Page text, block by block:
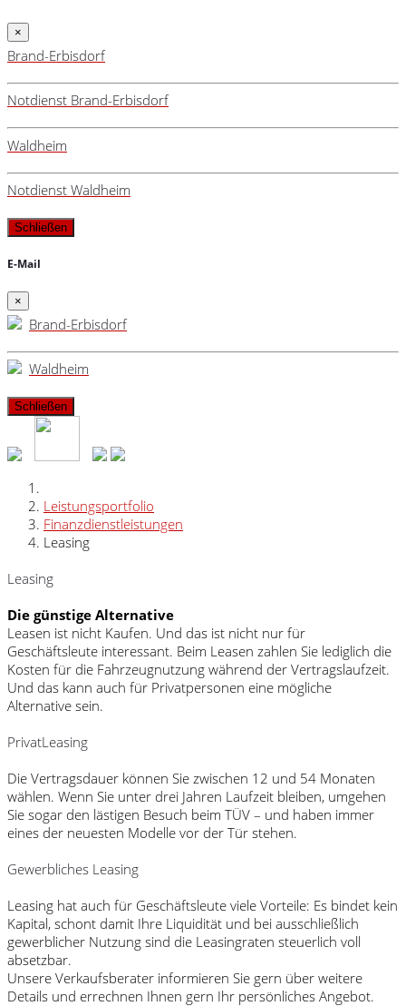
×
Brand-Erbisdorf
Notdienst Brand-Erbisdorf
Waldheim
Notdienst Waldheim
Schließen
E-Mail
×
Brand-Erbisdorf
Waldheim
Schließen
Leistungsportfolio
Finanzdienstleistungen
Leasing
Leasing
Die günstige Alternative
Leasen ist nicht Kaufen. Und das ist nicht nur für
Geschäftsleute interessant. Beim Leasen zahlen Sie lediglich die
Kosten für die Fahrzeugnutzung während der Vertragslaufzeit.
Und das kann auch für Privatpersonen eine mögliche
Alternative sein.
PrivatLeasing
Die Vertragsdauer können Sie zwischen 12 und 54 Monaten
wählen. Wenn Sie unter drei Jahren Laufzeit bleiben, umgehen
Sie sogar den lästigen Besuch beim TÜV – und haben immer
eines der neuesten Modelle vor der Tür stehen.
Gewerbliches Leasing
Leasing hat auch für Geschäftsleute viele Vorteile: Es bindet kein
Kapital, schont damit Ihre Liquidität und bei ausschließlich
gewerblicher Nutzung sind die Leasingraten steuerlich voll
absetzbar.
Unsere Verkaufsberater informieren Sie gern über weitere
Details und errechnen Ihnen gern Ihr persönliches Angebot.